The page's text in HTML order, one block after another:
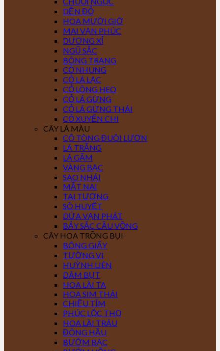
DỀN ĐỎ
HOA MƯỜI GIỜ
MAI VẠN PHÚC
DƯƠNG XỈ
NGŨ SẮC
BÔNG TRANG
CỎ NHUNG
CỎ LÁ LẠC
CỎ LÔNG HEO
CỎ LÁ GỪNG
CỎ LÁ GỪNG THÁI
CỎ XUYẾN CHI
CÂY LÁ MÀU
CÔ TÒNG ĐUÔI LƯƠN
LÁ TRẮNG
LÁ GẤM
VÀNG BẠC
SAO NHÁI
MẮT NAI
TAI TƯỢNG
SÒ HUYẾT
DỨA VẠN PHÁT
BẢY SẮC CẦU VỒNG
CÂY HOA TRỒNG BỤI
BÔNG GIẤY
TƯỜNG VI
HUỲNH LIÊN
DÂM BỤT
HOA LÀI TA
HOA SIM THÁI
CHIỀU TÍM
PHÚC LỘC THỌ
HOA LÀI TRÂU
ĐÔNG HẦU
BƯỚM BẠC